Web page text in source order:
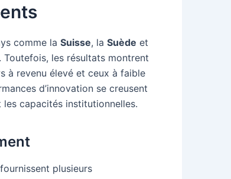
comme la Suisse, la Suède et
les résultats montrent
à revenu élevé et ceux à faible
d’innovation se creusent
capacités institutionnelles.
plusieurs